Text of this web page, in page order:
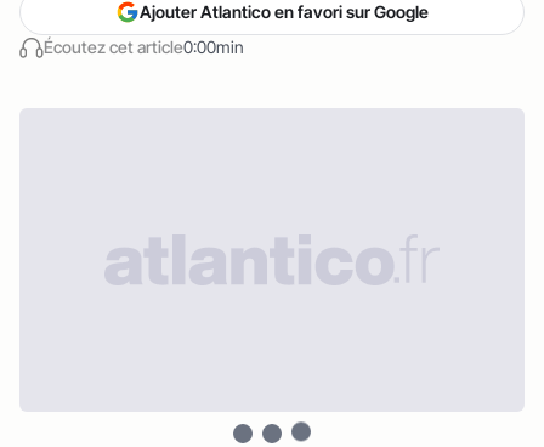
Écoutez cet article0:00min
Ajouter Atlantico en favori sur Google